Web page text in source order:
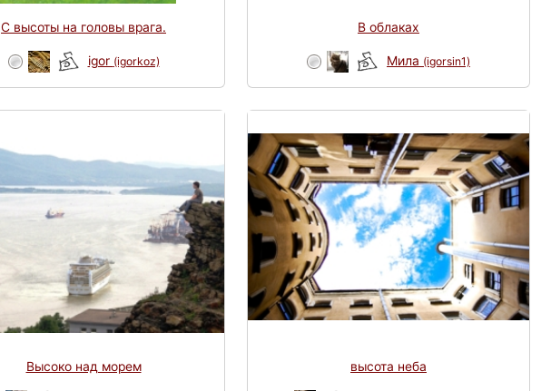
С высоты на головы врага.
igor (igorkoz)
В облаках
Мила (igorsin1)
Высоко над морем высота неба